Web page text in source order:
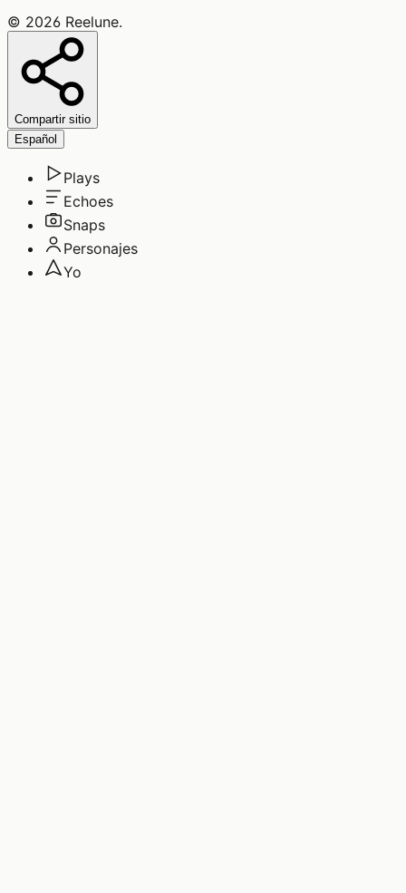
© 2026 Reelune.
Compartir sitio
Español
Plays
Echoes
Snaps
Personajes
Yo